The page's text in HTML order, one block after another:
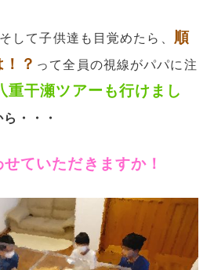
して子供達も目覚めたら、 順
？ って全員の視線がパパに注
重干瀬ツアーも行けまし
・・・
ていただきますか！